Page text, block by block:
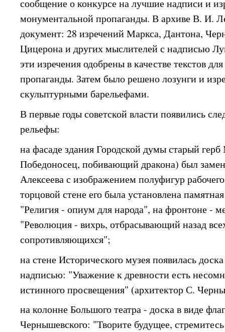
сообщение о конкурсе на лучшие надписи и
монументальной пропаганды. В архиве В. И.
документ: 28 изречений Маркса, Дантона,
Цицерона и других мыслителей с надписью
эти изречения одобрены в качестве текстов
пропаганды. Затем было решено лозунги и
скульптурными барельефами.
В первые годы советской власти появились
рельефы:
на фасаде здания Городской думы старый
Победоносец, побивающий дракона) был
Алексеева с изображением полуфигур
торцовой стене его была установлена
"Религия - опиум для народа", на фронтоне -
"Революция - вихрь, отбрасывающий назад
сопротивляющихся";
на стене Исторического музея появилась
надписью: "Уважение к древности есть
истинного просвещения" (архитектор С.
на колонне Большого театра - доска в виде
Чернышевского: "Творите будущее,